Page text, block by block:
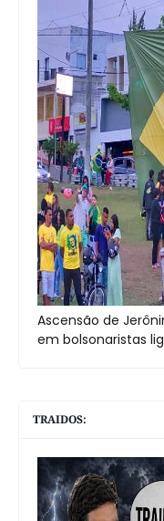
Ascensão de
em bolsonaristas
TRAIDOS: